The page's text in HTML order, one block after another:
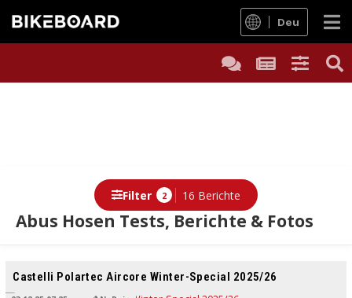
Deu
Abus Hosen Tests, Berichte & Fotos
Filter 2 16 Berichte
Berichte
Castelli Polartec Aircore Winter-Special 2025/26